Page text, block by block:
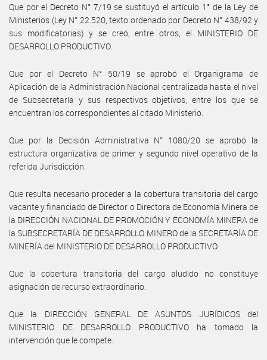
Que por el Decreto N° 7/19 se sustituyó el artículo 1° de la Ley de
Ministerios (Ley N° 22.520, texto ordenado por Decreto N° 438/92 y
sus modificatorias) y se creó, entre otros, el MINISTERIO DE
DESARROLLO PRODUCTIVO.
Que por el Decreto N° 50/19 se aprobó el Organigrama de
Aplicación de la Administración Nacional centralizada hasta el nivel
de Subsecretaría y sus respectivos objetivos, entre los que se
encuentran los correspondientes al citado Ministerio.
Que por la Decisión Administrativa N° 1080/20 se aprobó la
estructura organizativa de primer y segundo nivel operativo de la
referida Jurisdicción.
Que resulta necesario proceder a la cobertura transitoria del cargo
vacante y financiado de Director o Directora de Economía Minera de
la DIRECCIÓN NACIONAL DE PROMOCIÓN Y ECONOMÍA MINERA de
la SUBSECRETARÍA DE DESARROLLO MINERO de la SECRETARÍA DE
MINERÍA del MINISTERIO DE DESARROLLO PRODUCTIVO.
Que la cobertura transitoria del cargo aludido no constituye
asignación de recurso extraordinario.
Que la DIRECCIÓN GENERAL DE ASUNTOS JURÍDICOS del
MINISTERIO DE DESARROLLO PRODUCTIVO ha tomado la
intervención que le compete.